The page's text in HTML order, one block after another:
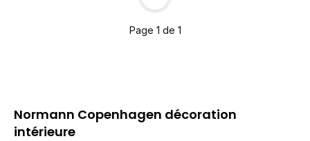
Page 1 de 1
Normann Copenhagen décoration
intérieure